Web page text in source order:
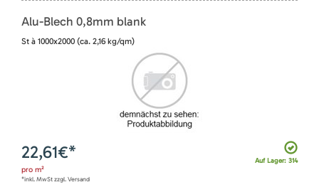
Alu-Blech 0,8mm blank
St à 1000x2000 (ca. 2,16 kg/qm)
Auf Lager: 314
22,61€*
pro m²
*inkl. MwSt zzgl. Versand